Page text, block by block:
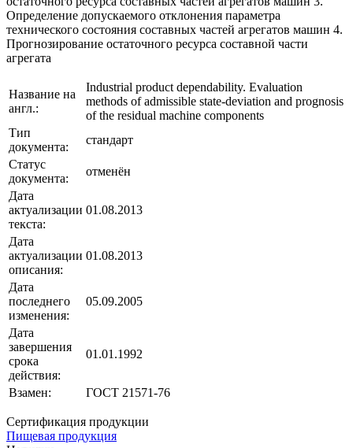
Определение допускаемого отклонения параметра
технического состояния составных частей агрегатов машин 4.
Прогнозирование остаточного ресурса составной части
агрегата
Название на
англ.:
Industrial product dependability. Evaluation
methods of admissible state-deviation and prognosis
of the residual machine components
Тип
документа:
стандарт
Статус
документа:
отменён
Дата
актуализации
текста:
01.08.2013
Дата
актуализации
описания:
01.08.2013
Дата
последнего
изменения:
05.09.2005
Дата
завершения
срока
действия:
01.01.1992
Взамен: ГОСТ 21571-76
Сертификация продукции
Пищевая продукция